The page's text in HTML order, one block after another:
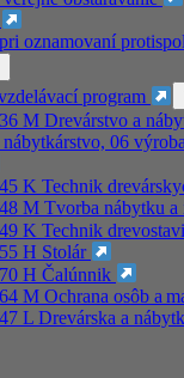
oznamovaní
program
M Drevárstvo a
nábytkárstvo, 06
K Technik
M Tvorba nábytku a
K Technik
H Stolár
H Čalúnnik
M Ochrana osôb a
L Drevárska a